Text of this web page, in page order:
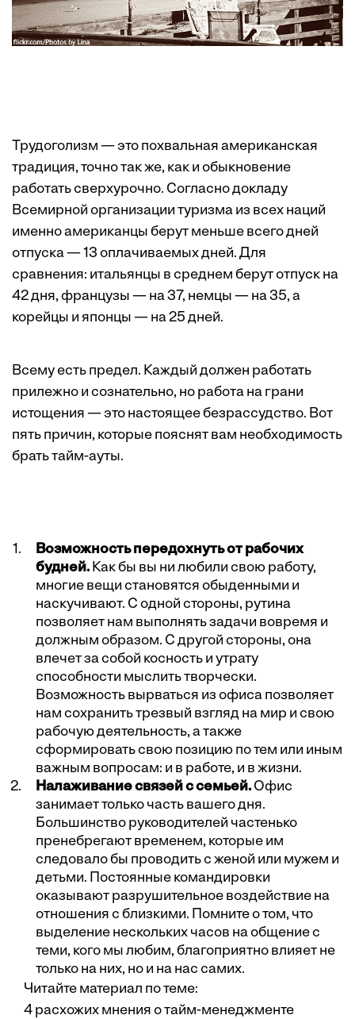
Трудоголизм — это похвальная американская
традиция, точно так же, как и обыкновение
работать сверхурочно. Согласно докладу
Всемирной организации туризма из всех наций
именно американцы берут меньше всего дней
отпуска — 13 оплачиваемых дней. Для
сравнения: итальянцы в среднем берут отпуск на
42 дня, французы — на 37, немцы — на 35, а
корейцы и японцы — на 25 дней.
Всему есть предел. Каждый должен работать
прилежно и сознательно, но работа на грани
истощения — это настоящее безрассудство. Вот
пять причин, которые пояснят вам необходимость
брать тайм-ауты.
Возможность передохнуть от рабочих
будней.Как бы вы ни любили свою работу,
многие вещи становятся обыденными и
наскучивают. С одной стороны, рутина
позволяет нам выполнять задачи вовремя и
должным образом. С другой стороны, она
влечет за собой косность и утрату
способности мыслить творчески.
Возможность вырваться из офиса позволяет
нам сохранить трезвый взгляд на мир и свою
рабочую деятельность, а также
сформировать свою позицию по тем или иным
важным вопросам: и в работе, и в жизни.
Налаживание связей с семьей.Офис
занимает только часть вашего дня.
Большинство руководителей частенько
пренебрегают временем, которые им
следовало бы проводить с женой или мужем и
детьми. Постоянные командировки
оказывают разрушительное воздействие на
отношения с близкими. Помните о том, что
выделение нескольких часов на общение с
теми, кого мы любим, благоприятно влияет не
только на них, но и на нас самих.
Читайте материал по теме:
4 расхожих мнения о тайм-менеджменте